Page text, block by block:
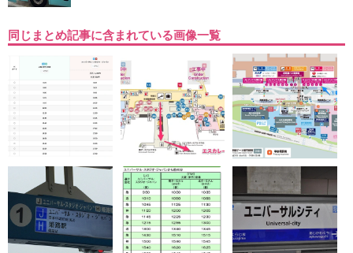
同じまとめ記事に含まれている画像一覧